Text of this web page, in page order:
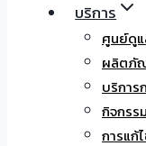
บริการ
ศูนย์ดูแ
ผลิตภั
บริกา
กิจกรร
การแก้